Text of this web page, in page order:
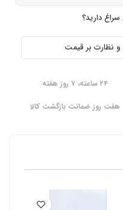
دارید؟
و نظارت بر قیمت
۲۴ ساعته، ۷ روز هفته
هفت روز ضمانت بازگشت کالا